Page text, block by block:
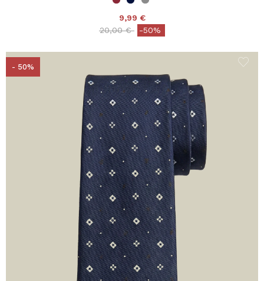
9,99 €
Price reduced from
20,00 €to-50%
- 50%